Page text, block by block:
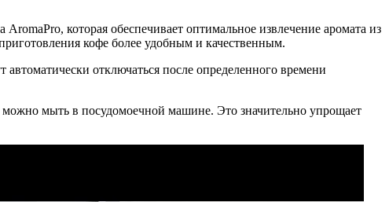
которая обеспечивает оптимальное извлечение аромата из
кофе более удобным и качественным.
отключаться после определенного времени
мыть в посудомоечной машине. Это значительно упрощает